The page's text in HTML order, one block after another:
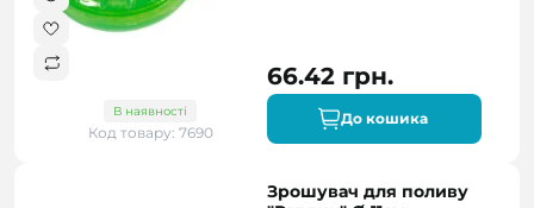
В наявності
Код товару: 7690
66.42 грн.
До кошика
Зрошувач для поливу